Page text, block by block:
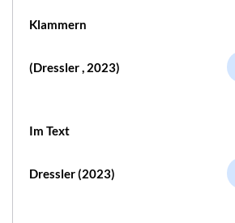
Klammern
(Dressler , 2023)
Im Text
Dressler (2023)